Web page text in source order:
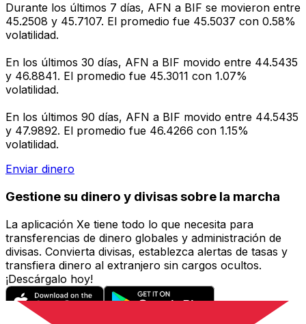
Durante los últimos 7 días, AFN a BIF se movieron entre
45.2508 y 45.7107. El promedio fue 45.5037 con 0.58%
volatilidad.
En los últimos 30 días, AFN a BIF movido entre 44.5435
y 46.8841. El promedio fue 45.3011 con 1.07%
volatilidad.
En los últimos 90 días, AFN a BIF movido entre 44.5435
y 47.9892. El promedio fue 46.4266 con 1.15%
volatilidad.
Enviar dinero
Gestione su dinero y divisas sobre la marcha
La aplicación Xe tiene todo lo que necesita para
transferencias de dinero globales y administración de
divisas. Convierta divisas, establezca alertas de tasas y
transfiera dinero al extranjero sin cargos ocultos.
¡Descárgalo hoy!